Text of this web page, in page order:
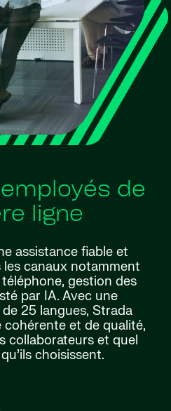
de
ligne
assistance fiable et
canaux notamment
gestion des
par IA. Avec une
25 langues, Strada
et de qualité,
collaborateurs et quel
choisissent.